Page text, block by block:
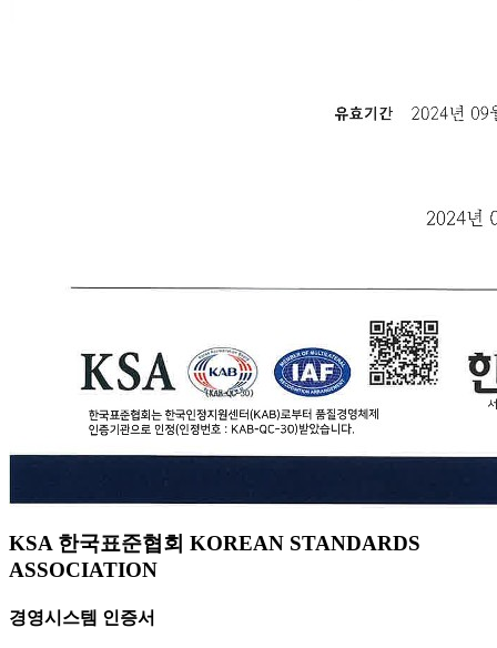
KSA 한국표준협회 KOREAN STANDARDS
ASSOCIATION
경영시스템 인증서